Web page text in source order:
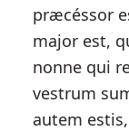
præcéssor
major est,
nonne qui
vestrum
autem